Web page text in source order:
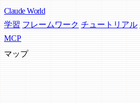
Claude World
学習 フレームワーク チュートリアル
MCP
マップ